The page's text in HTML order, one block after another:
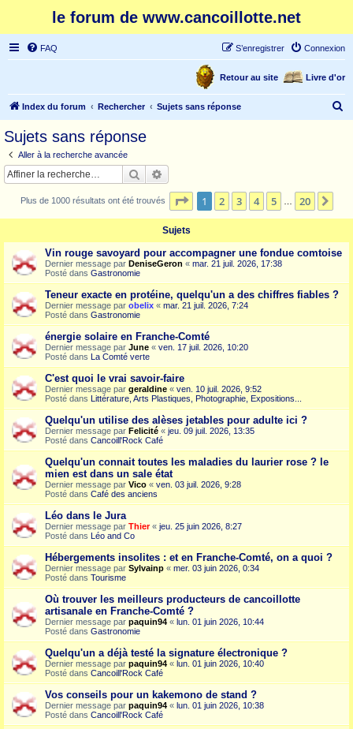
le forum de www.cancoillotte.net
FAQ Connexion
S’enregistrer
Livre d'or
Retour au site
Index du forum Rechercher Sujets sans réponse
c
Sujets sans réponse
Aller à la recherche avancée
Rechercher
Plus de 1000 résultats ont été trouvés Page 1sur20
1 2 3 4 5 20
Sujets
Vin rouge savoyard pour accompagner une fondue comtoise
Dernier message par DeniseGeron « mar. 21 juil. 2026, 17:38
Posté dans Gastronomie
Teneur exacte en protéine, quelqu'un a des chiffres fiables ?
Dernier message par obelix « mar. 21 juil. 2026, 7:24
Posté dans Gastronomie
énergie solaire en Franche-Comté
Dernier message par June « ven. 17 juil. 2026, 10:20
Posté dans La Comté verte
C'est quoi le vrai savoir-faire
Dernier message par geraldine « ven. 10 juil. 2026, 9:52
Posté dans Littérature, Arts Plastiques, Photographie, Expositions...
Quelqu'un utilise des alèses jetables pour adulte ici ?
Dernier message par Felicité « jeu. 09 juil. 2026, 13:35
Posté dans Cancoill'Rock Café
Quelqu'un connait toutes les maladies du laurier rose ? le
mien est dans un sale état
Dernier message par Vico « ven. 03 juil. 2026, 9:28
Posté dans Café des anciens
Léo dans le Jura
Dernier message par Thier« jeu. 25 juin 2026, 8:27
Posté dans Léo and Co
Hébergements insolites : et en Franche-Comté, on a quoi ?
Dernier message par Sylvainp « mer. 03 juin 2026, 0:34
Posté dans Tourisme
Où trouver les meilleurs producteurs de cancoillotte
artisanale en Franche-Comté ?
Dernier message par paquin94 « lun. 01 juin 2026, 10:44
Posté dans Gastronomie
Quelqu'un a déjà testé la signature électronique ?
Dernier message par paquin94 « lun. 01 juin 2026, 10:40
Posté dans Cancoill'Rock Café
Vos conseils pour un kakemono de stand ?
Dernier message par paquin94 « lun. 01 juin 2026, 10:38
Posté dans Cancoill'Rock Café